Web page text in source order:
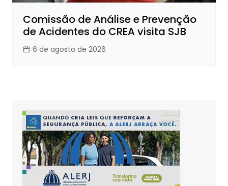
Comissão de Análise e Prevenção
de Acidentes do CREA visita SJB
6 de agosto de 2026